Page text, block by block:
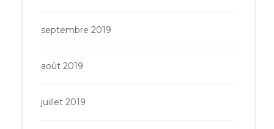
septembre 2019
août 2019
juillet 2019